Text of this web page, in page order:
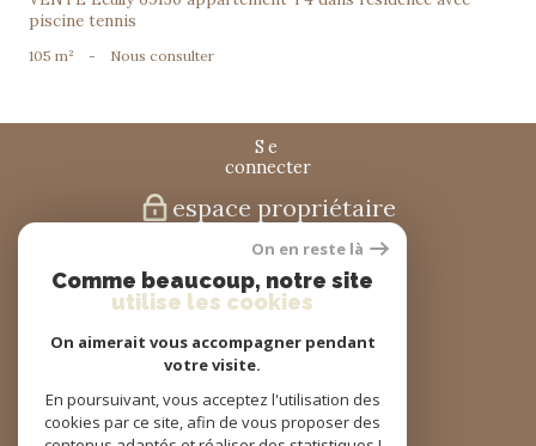
piscine tennis
105 m² - Nous consulter
se
connecter
espace propriétaire
nous
suivre
adhérons
On en reste là
Comme beaucoup, notre site
utilise les cookies
On aimerait vous accompagner pendant
votre visite.
En poursuivant, vous acceptez l'utilisation des
cookies par ce site, afin de vous proposer des